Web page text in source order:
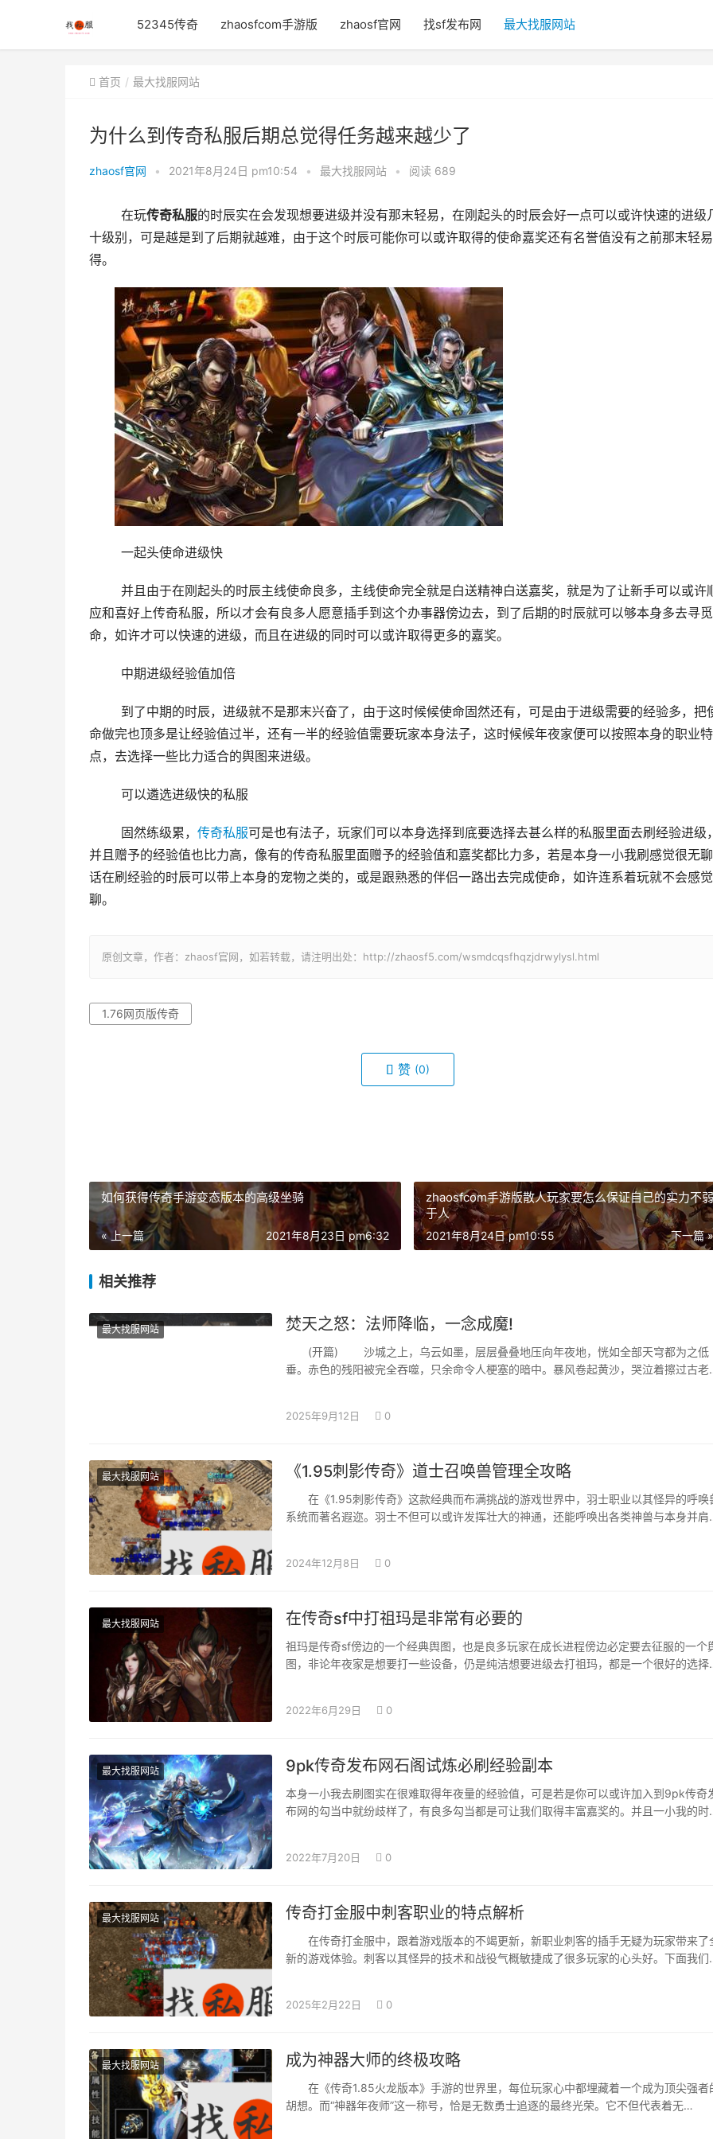
52345传奇 zhaosfcom手游版 zhaosf官网 找sf发布网 最大找服网站
首页 最大找服网站
为什么到传奇私服后期总觉得任务越来越少了
zhaosf官网 • 2021年8月24日 pm10:54 • 最大找服网站 • 阅读 689
	在玩
传奇私服的时辰实在会发现想要进级并没有那末轻易，在刚起头的时辰会好一点可以或许快速的进级
十级别，可是越是到了后期就越难，由于这个时辰可能你可以或许取得的使命嘉奖还有名誉值没有之前那末轻
得。
	一起头使命进级快
应和喜好上传奇私服，所以才会有良多人愿意插手到这个办事器傍边去，到了后期的时辰就可以够本身多去寻
命，如许才可以快速的进级，而且在进级的同时可以或许取得更多的嘉奖。
	中期进级经验值加倍
命做完也顶多是让经验值过半，还有一半的经验值需要玩家本身法子，这时候候年夜家便可以按照本身的职业特
点，去选择一些比力适合的舆图来进级。
	可以遴选进级快的私服
	固然练级累，
传奇私服可是也有法子，玩家们可以本身选择到底要选择去甚么样的私服里面去刷经验进级，
并且赠予的经验值也比力高，像有的传奇私服里面赠予的经验值和嘉奖都比力多，若是本身一小我刷感觉很无
话在刷经验的时辰可以带上本身的宠物之类的，或是跟熟悉的伴侣一路出去完成使命，如许连系着玩就不会感
聊。
原创文章，作者：zhaosf官网，如若转载，请注明出处：http://zhaosf5.com/wsmdcqsfhqzjdrwylysl.html
1.76网页版传奇
赞 (0)
如何获得传奇手游变态版本的高级坐骑
« 上一篇 2021年8月23日 pm6:32
zhaosfcom手游版散人玩家要怎么保证自己的实力不弱
于人
下一篇 »
2021年8月24日 pm10:55
相关推荐
最大找服网站 焚天之怒：法师降临，一念成魔!
(开篇) 沙城之上，乌云如墨，层层叠叠地压向年夜地，恍如全部天穹都为之低
垂。赤色的残阳被完全吞噬，只余命令人梗塞的暗中。暴风卷起黄沙，哭泣着擦过古老
2025年9月12日 0
最大找服网站 《1.95刺影传奇》道士召唤兽管理全攻略
在《1.95刺影传奇》这款经典而布满挑战的游戏世界中，羽士职业以其怪异的呼唤
系统而著名遐迩。羽士不但可以或许发挥壮大的神通，还能呼唤出各类神兽与本身并肩
2024年12月8日 0
最大找服网站 在传奇sf中打祖玛是非常有必要的
祖玛是传奇sf傍边的一个经典舆图，也是良多玩家在成长进程傍边必定要去征服的一个
图，非论年夜家是想要打一些设备，仍是纯洁想要进级去打祖玛，都是一个很好的选择
2022年6月29日 0
最大找服网站 9pk传奇发布网石阁试炼必刷经验副本
本身一小我去刷图实在很难取得年夜量的经验值，可是若是你可以或许加入到9pk传奇
布网的勾当中就纷歧样了，有良多勾当都是可让我们取得丰富嘉奖的。并且一小我的时
2022年7月20日 0
最大找服网站 传奇打金服中刺客职业的特点解析
在传奇打金服中，跟着游戏版本的不竭更新，新职业刺客的插手无疑为玩家带来了
新的游戏体验。刺客以其怪异的技术和战役气概敏捷成了很多玩家的心头好。下面我们
2025年2月22日 0
最大找服网站 成为神器大师的终极攻略
在《传奇1.85火龙版本》手游的世界里，每位玩家心中都埋藏着一个成为顶尖强者
胡想。而“神器年夜师”这一称号，恰是无数勇士追逐的最终光荣。它不但代表着无…